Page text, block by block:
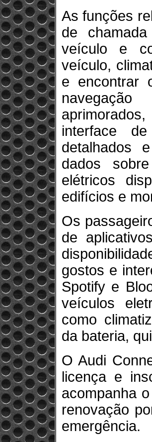
As funções
de
veículo e
veículo,
e encontrar
navegação
interface
detalhados
dados
elétricos
edifícios e
Os
de
gostos e
Spotify e
veículos
como
da bateria,
O Audi
licença e
acompanha
renovação
emergência.